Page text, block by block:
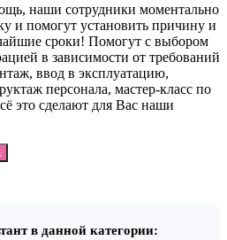
наши сотрудники моментально
и помогут установить причину и
сроки! Помогут с выбором
в зависимости от требований
ввод в эксплуатацию,
персонала, мастер-класс по
это сделают для Вас наши
в данной категории: